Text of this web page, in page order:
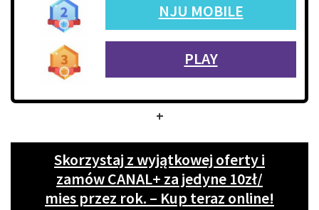
NJU MOBILE
PLAY
+
Skorzystaj z wyjątkowej oferty i
zamów CANAL+ za jedyne 10zł/
mies przez rok. – Kup teraz online!